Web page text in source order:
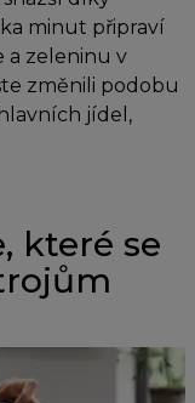
minut připraví
a zeleninu v
změnili podobu
jídel,
které se